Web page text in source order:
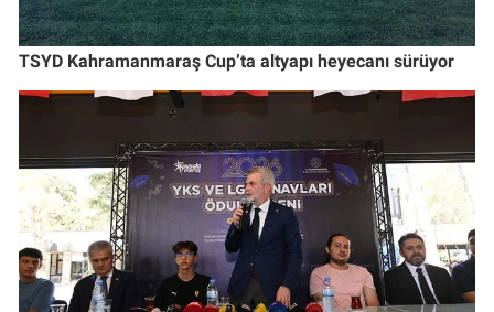
TSYD Kahramanmaraş Cup’ta altyapı heyecanı sürüyor